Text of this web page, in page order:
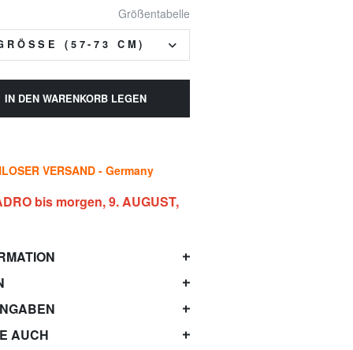
Größentabelle
(57-73 CM)
IN DEN WARENKORB LEGEN
VERSAND - Germany
bis morgen, 9. AUGUST,
AUCH